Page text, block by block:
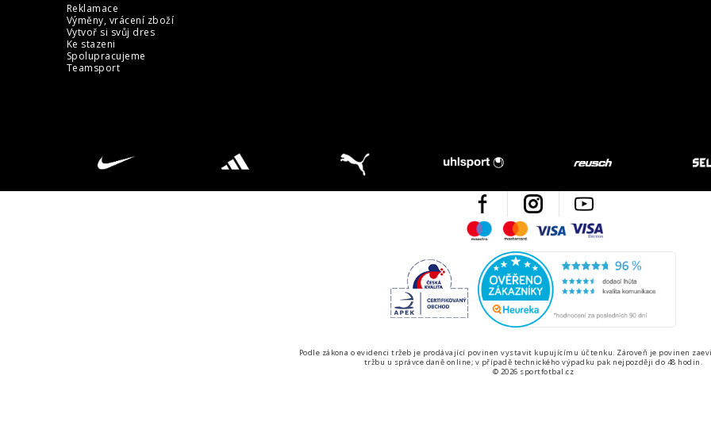
Reklamace
Výměny, vrácení zboží
Vytvoř si svůj dres
Ke stazeni
Spolupracujeme
Teamsport
Facebook Instagram
MaestroMastercard
Visa
Česká kvalita
Podle zákona o evidenci tržeb je prodávající povinen vystavit kupujícímu účtenku. Zároveň je povinen
tržbu u správce daně online; v případě technického výpadku pak nejpozději do 48 hodin.
© 2026 sportfotbal.cz